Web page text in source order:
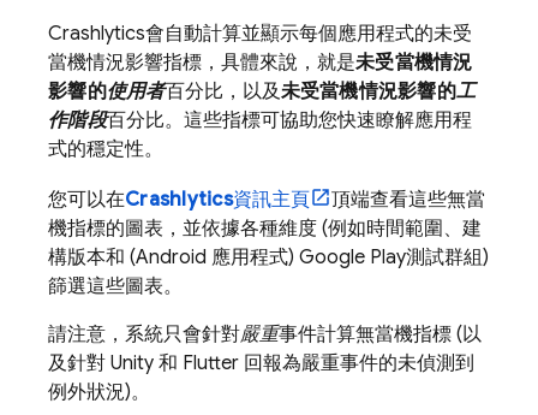
Crashlytics會自動計算並顯示每個應用程式的未受
當機情況影響指標，具體來說，就是未受當機情況
影響的使用者百分比，以及未受當機情況影響的工
作階段百分比。這些指標可協助您快速瞭解應用程
式的穩定性。
您可以在Crashlytics資訊主頁
頂端查看這些無當
機指標的圖表，並依據各種維度 (例如時間範圍、建
構版本和 (Android 應用程式) Google Play測試群組)
篩選這些圖表。
請注意，系統只會針對嚴重事件計算無當機指標 (以
及針對 Unity 和 Flutter 回報為嚴重事件的未偵測到
例外狀況)。